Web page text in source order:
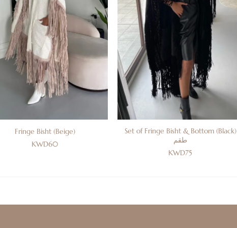
Fringe Bisht (Beige)
KWD60
Set of Fringe Bisht & Bottom (Black)
طقم
KWD75